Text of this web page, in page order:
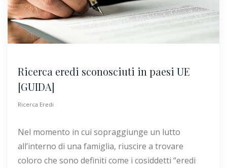
Ricerca eredi sconosciuti in paesi UE
[GUIDA]
Ricerca Eredi
Nel momento in cui sopraggiunge un lutto
all’interno di una famiglia, riuscire a trovare
coloro che sono definiti come i cosiddetti “eredi